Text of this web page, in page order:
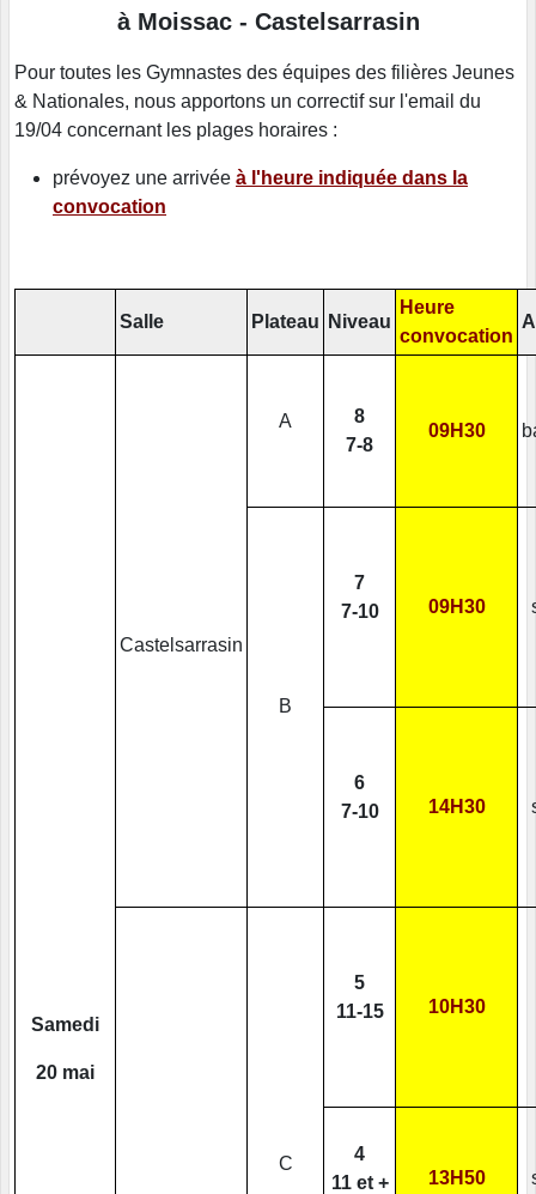
à Moissac - Castelsarrasin
Pour toutes les Gymnastes des équipes des filières Jeunes
& Nationales, nous apportons un correctif sur l'email du
19/04 concernant les plages horaires :
prévoyez une arrivée à l'heure indiquée dans la
convocation
Salle Plateau Niveau
Heure
convocation
Samedi
20 mai
Castelsarrasin
A
8
7-8
09H30
B
7
7-10
09H30
6
7-10
14H30
C
5
11-15
10H30
4
11 et +
13H50